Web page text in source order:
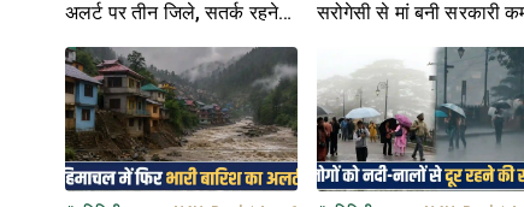
अलर्ट पर तीन जिले, सतर्क रहने
की एडवाइजरी जारी
सरोगेसी से मां बनी सरकारी
को भी 180 दिन की छुट्टी